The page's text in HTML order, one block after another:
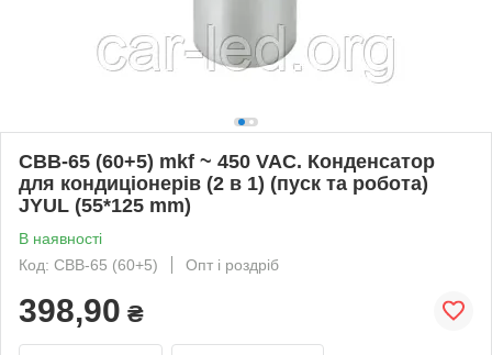
CBB-65 (60+5) mkf ~ 450 VAC. Конденсатор
для кондиціонерів (2 в 1) (пуск та робота)
JYUL (55*125 mm)
В наявності
Код: CBB-65 (60+5)
Опт і роздріб
398,90 ₴